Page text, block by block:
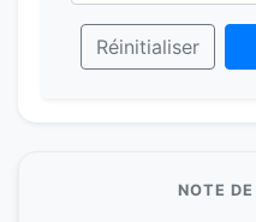
Réinitialiser
NOTE